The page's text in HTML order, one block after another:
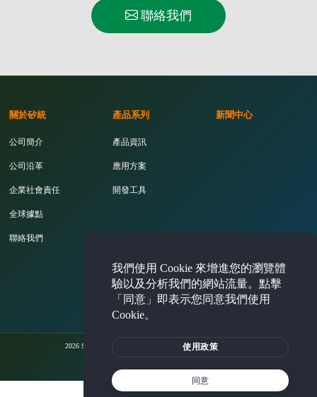
聯絡我們
關於矽統
公司簡介
公司沿革
企業社會責任
全球據點
聯絡我們
產品系列
產品資訊
應用方案
開發工具
新聞中心
投資人專區
2026 Silicon Integrated Systems Corporation. All rights reserved.
我們使用 Cookie 來增進您的瀏覽體
驗以及分析我們的網站流量。點擊
「同意」即表示您同意我們使用
Cookie。
使用政策
同意